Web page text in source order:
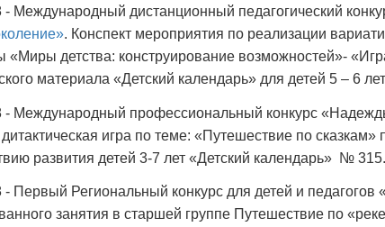
- Международный дистанционный педагогический
. Конспект мероприятия по реализации
«Миры детства: конструирование возможностей»-
материала «Детский календарь» для детей 5 – 6
- Международный профессиональный конкурс
игра по теме: «Путешествие по
развития детей 3-7 лет «Детский календарь» № 315.
- Первый Региональный конкурс для детей и
занятия в старшей группе Путешествие по